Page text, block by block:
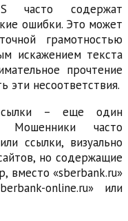
часто содержат
ошибки. Это может
грамотностью
искажением текста
прочтение
эти несоответствия.
ссылки – еще один
Мошенники часто
ссылки, визуально
но содержащие
вместо «sberbank.ru»
online.ru» или